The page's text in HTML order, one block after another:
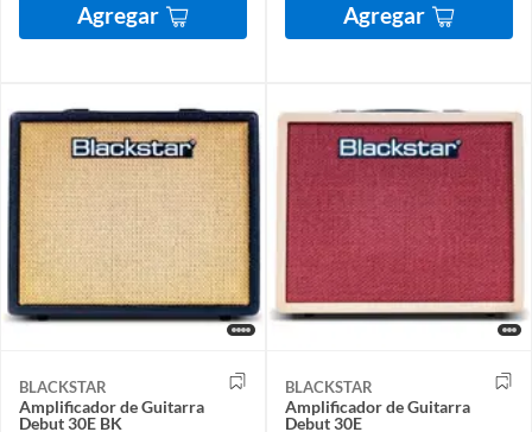
Agregar Agregar
BLACKSTAR
Amplificador de Guitarra
Debut 30E BK
BLACKSTAR
Amplificador de Guitarra
Debut 30E